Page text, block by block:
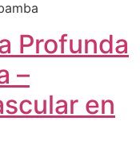
Profunda
–
en